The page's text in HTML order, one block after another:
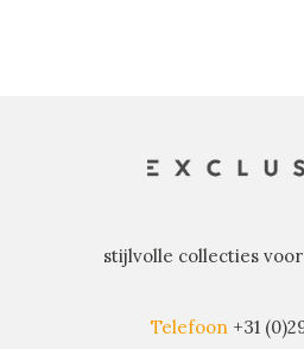
stijlvolle collecties
Telefoon +31